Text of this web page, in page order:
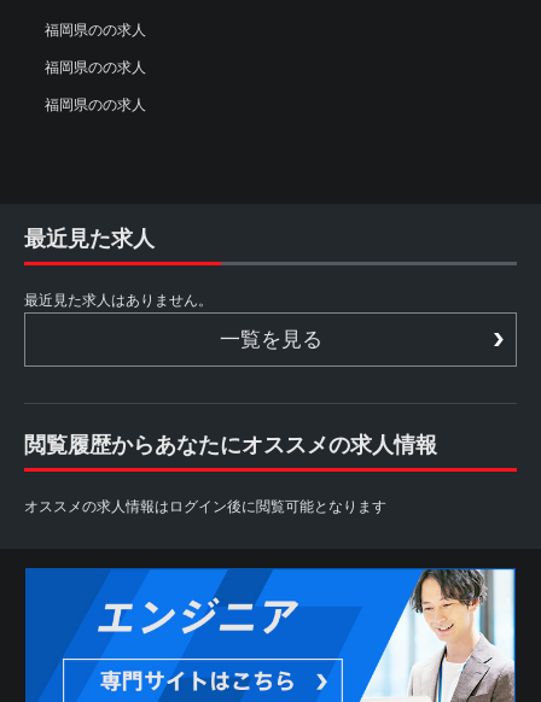
福岡県のの求人
福岡県のの求人
福岡県のの求人
最近見た求人
最近見た求人はありません。
一覧を見る
閲覧履歴からあなたにオススメの求人情報
オススメの求人情報はログイン後に閲覧可能となります